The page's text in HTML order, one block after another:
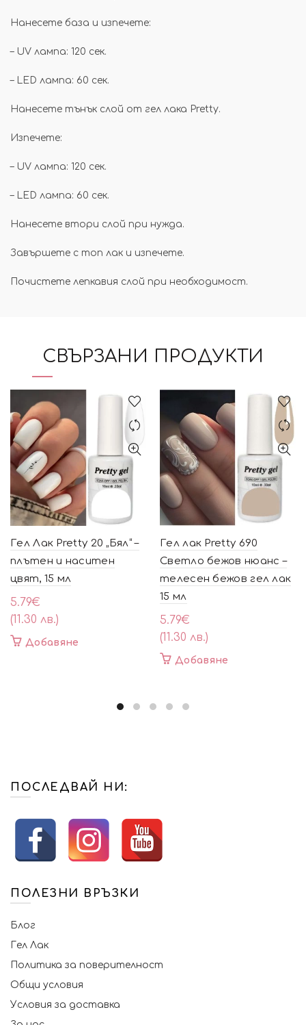
Нанесете база и изпечете:
– UV лампа: 120 сек.
– LED лампа: 60 сек.
Нанесете тънък слой от гел лака Pretty.
Изпечете:
– UV лампа: 120 сек.
– LED лампа: 60 сек.
Нанесете втори слой при нужда.
Завършете с топ лак и изпечете.
Почистете лепкавия слой при необходимост.
СВЪРЗАНИ ПРОДУКТИ
Гел Лак Pretty 20 „Бял“ –
плътен и наситен
цвят, 15 мл
5.79€
(11.30 лв.)
Добавяне
Гел лак Pretty 690
Светло бежов нюанс –
телесен бежов гел лак
15 мл
5.79€
(11.30 лв.)
Добавяне
ПОСЛЕДВАЙ НИ:
ПОЛЕЗНИ ВРЪЗКИ
Блог
Гел Лак
Политика за поверителност
Общи условия
Условия за доставка